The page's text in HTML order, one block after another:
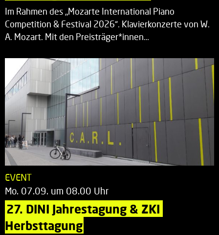
Im Rahmen des „Mozarte International Piano
Competition & Festival 2026“. Klavierkonzerte von W.
A. Mozart. Mit den Preisträger*innen…
EVENT
Mo. 07.09. um 08.00 Uhr
27. DINI Jahrestagung & ZKI
Herbsttagung